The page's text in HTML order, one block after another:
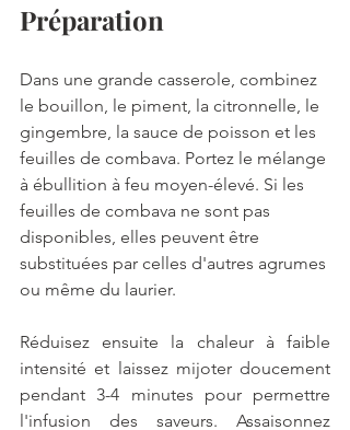
Préparation
Dans une grande casserole, combinez
le bouillon, le piment, la citronnelle, le
gingembre, la sauce de poisson et les
feuilles de combava. Portez le mélange
à ébullition à feu moyen-élevé. Si les
feuilles de combava ne sont pas
disponibles, elles peuvent être
substituées par celles d'autres agrumes
ou même du laurier.
Réduisez ensuite la chaleur à faible
intensité et laissez mijoter doucement
pendant 3-4 minutes pour permettre
l'infusion des saveurs. Assaisonnez